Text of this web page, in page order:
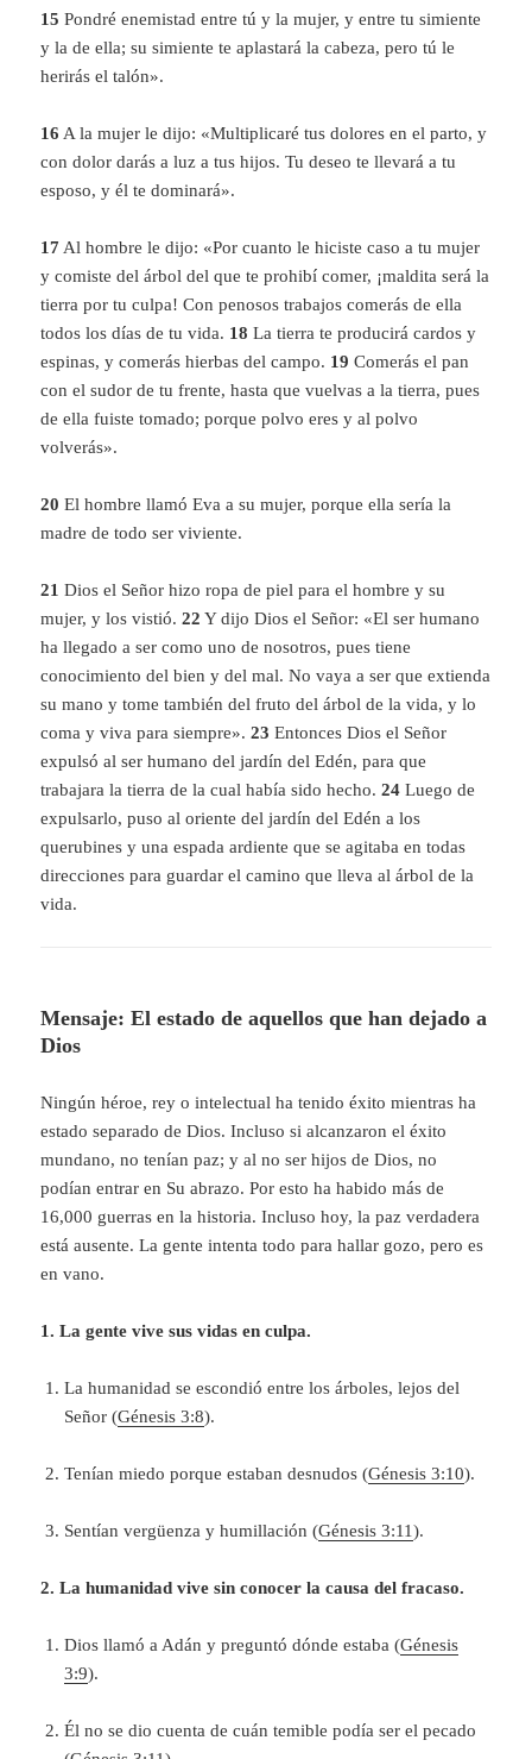
15 Pondré enemistad entre tú y la mujer, y entre tu simiente
y la de ella; su simiente te aplastará la cabeza, pero tú le
herirás el talón».
16 A la mujer le dijo: «Multiplicaré tus dolores en el parto, y
con dolor darás a luz a tus hijos. Tu deseo te llevará a tu
esposo, y él te dominará».
17 Al hombre le dijo: «Por cuanto le hiciste caso a tu mujer
y comiste del árbol del que te prohibí comer, ¡maldita será la
tierra por tu culpa! Con penosos trabajos comerás de ella
todos los días de tu vida. 18 La tierra te producirá cardos y
espinas, y comerás hierbas del campo. 19 Comerás el pan
con el sudor de tu frente, hasta que vuelvas a la tierra, pues
de ella fuiste tomado; porque polvo eres y al polvo
volverás».
20 El hombre llamó Eva a su mujer, porque ella sería la
madre de todo ser viviente.
21 Dios el Señor hizo ropa de piel para el hombre y su
mujer, y los vistió.22 Y dijo Dios el Señor: «El ser humano
ha llegado a ser como uno de nosotros, pues tiene
conocimiento del bien y del mal. No vaya a ser que extienda
su mano y tome también del fruto del árbol de la vida, y lo
coma y viva para siempre».23 Entonces Dios el Señor
expulsó al ser humano del jardín del Edén, para que
trabajara la tierra de la cual había sido hecho.24 Luego de
expulsarlo, puso al oriente del jardín del Edén a los
querubines y una espada ardiente que se agitaba en todas
direcciones para guardar el camino que lleva al árbol de la
vida.
Mensaje: El estado de aquellos que han dejado a
Dios
Ningún héroe, rey o intelectual ha tenido éxito mientras ha
estado separado de Dios. Incluso si alcanzaron el éxito
mundano, no tenían paz; y al no ser hijos de Dios, no
podían entrar en Su abrazo. Por esto ha habido más de
16,000 guerras en la historia. Incluso hoy, la paz verdadera
está ausente. La gente intenta todo para hallar gozo, pero es
en vano.
1. La gente vive sus vidas en culpa.
La humanidad se escondió entre los árboles, lejos del
Señor (Génesis 3:8).
Tenían miedo porque estaban desnudos (Génesis 3:10).
Sentían vergüenza y humillación (Génesis 3:11).
2. La humanidad vive sin conocer la causa del fracaso.
Dios llamó a Adán y preguntó dónde estaba (Génesis
3:9).
Él no se dio cuenta de cuán temible podía ser el pecado